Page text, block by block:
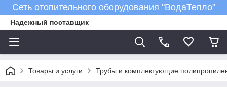
Сеть отопительного оборудования "ВодаТепло"
Надежный поставщик
Товары и услуги Трубы и комплектующие